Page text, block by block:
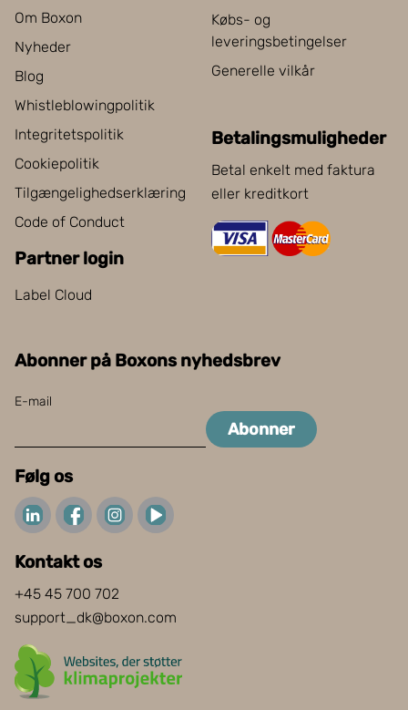
Om Boxon
Nyheder
Blog
Whistleblowingpolitik
Integritetspolitik
Cookiepolitik
Tilgængelighedserklæring
Code of Conduct
Partner login
Label Cloud
Købs- og
leveringsbetingelser
Generelle vilkår
Betalingsmuligheder
Betal enkelt med faktura
eller kreditkort
Abonner på Boxons nyhedsbrev
E-mail
Abonner
Følg os
Kontakt os
+45 45 700 702
support_dk@boxon.com